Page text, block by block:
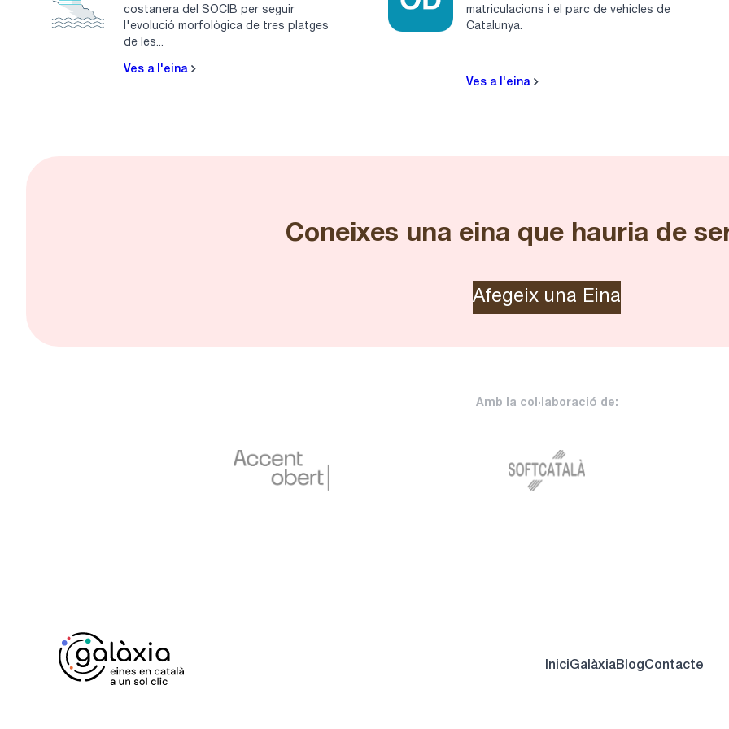
costanera del SOCIB per seguir
l'evolució morfològica de tres platges
de les...
Ves a l'eina
matriculacions i el parc de vehicles de
Catalunya.
Ves a l'eina
Coneixes una eina que hauria de
Afegeix una Eina
Amb la col·laboració de:
IniciGalàxiaBlogContacte